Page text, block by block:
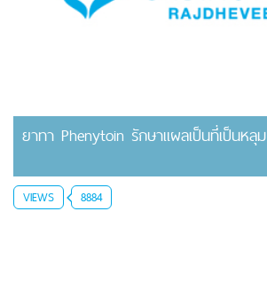
ยาทา Phenytoin รักษาแผลเป็นที่เป็นหลุม
VIEWS 8884